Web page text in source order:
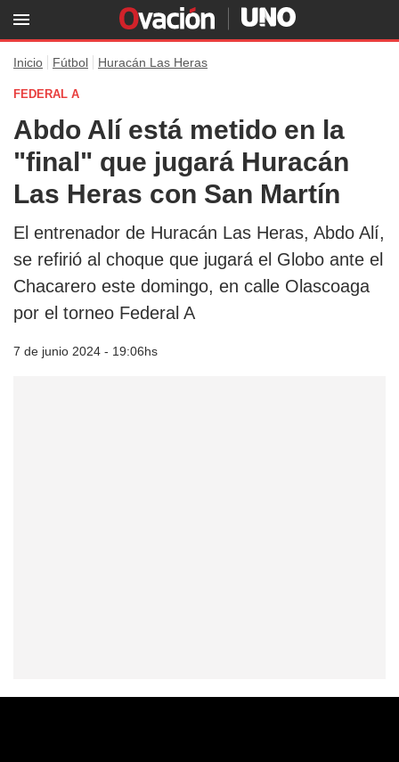
Inicio Fútbol Huracán Las Heras
FEDERAL A
Abdo Alí está metido en la
"final" que jugará Huracán
Las Heras con San Martín
El entrenador de Huracán Las Heras, Abdo Alí,
se refirió al choque que jugará el Globo ante el
Chacarero este domingo, en calle Olascoaga
por el torneo Federal A
7 de junio 2024 - 19:06hs